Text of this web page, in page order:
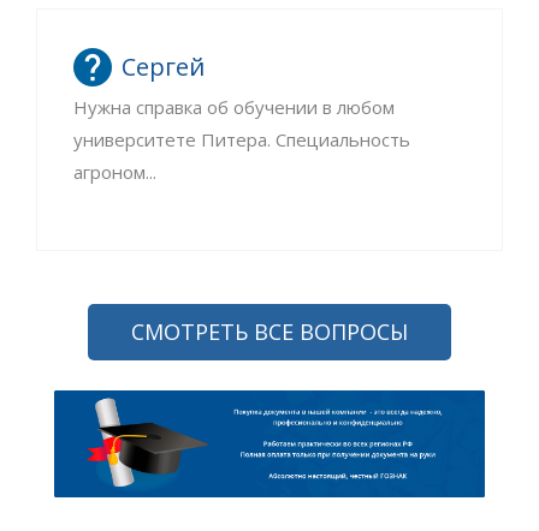
Сергей
Нужна справка об обучении в любом
университете Питера. Специальность
агроном...
СМОТРЕТЬ ВСЕ ВОПРОСЫ